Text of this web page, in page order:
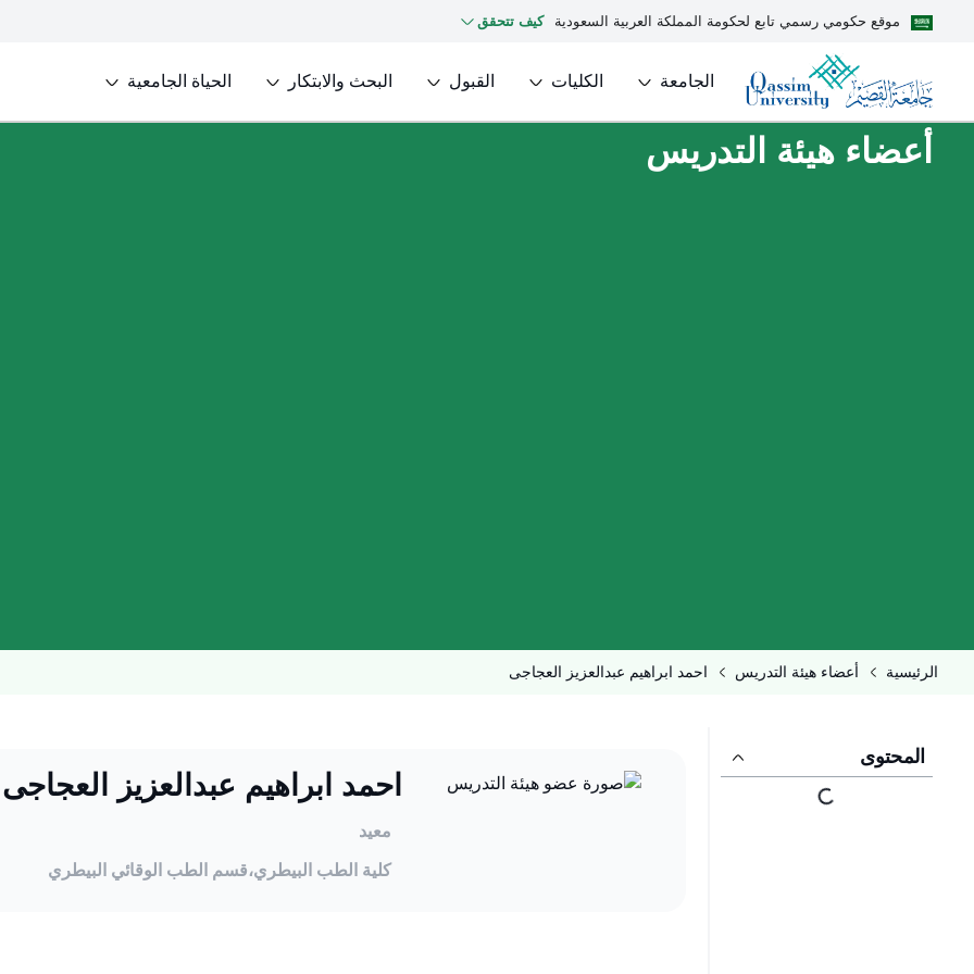
موقع حكومي رسمي تابع لحكومة المملكة العربية السعودية كيف تتحقق
الجامعة الكليات القبول البحث والابتكار الحياة الجامعية
أعضاء هيئة التدريس
الرئيسية أعضاء هيئة التدريس احمد ابراهيم عبدالعزيز العجاجى
المحتوى
احمد ابراهيم عبدالعزيز العجاجى
معيد
كلية الطب البيطري،قسم الطب الوقائي البيطري